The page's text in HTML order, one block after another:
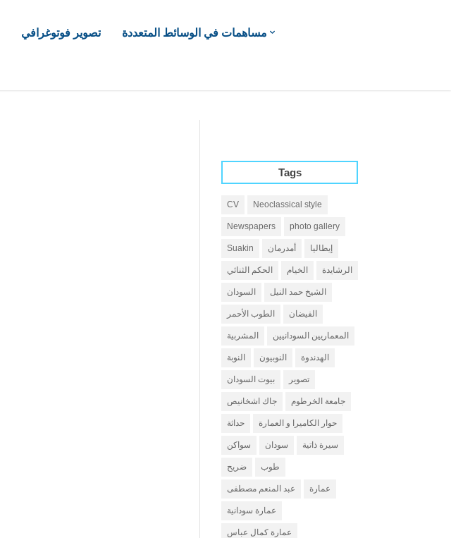
تصوير فوتوغرافي
مساهمات في الوسائط المتعددة
Tags
CV Neoclassical style
Newspapers photo gallery
Suakin أمدرمان إيطاليا
الحكم الثنائي الخيام الرشايدة
السودان الشيخ حمد النيل
الطوب الأحمر الفيضان
المشربية المعماريين السودانيين
النوبة النوبيون الهدندوة
بيوت السودان تصوير
جاك اشخانيص جامعة الخرطوم
حداثة حوار الكاميرا و العمارة
سواكن سودان سيرة ذاتية
ضريح طوب
عبد المنعم مصطفى عمارة
عمارة سودانية
عمارة كمال عباس